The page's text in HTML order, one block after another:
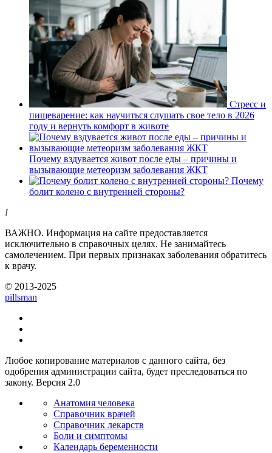
Стресс и
пищеварение: как научиться слушать свое тело в 2026
году и вернуть комфорт в животе
Почему вздувается живот после еды – причины и
вызывающие метеоризм заболевания ЖКТ
Почему
болит колено с внутренней стороны?
!
ВАЖНО. Информация на сайте предоставляется
исключительно в справочных целях. Не занимайтесь
самолечением. При первых признаках заболевания обратитесь
к врачу.
© 2013-2025
pillsman
Любое копирование материалов с данного сайта, без
одобрения администрации сайта, будет преследоваться по
закону. Версия 2.0
Анатомия человека
Справочник врачей
Справочник лекарств
Боли и симптомы
Календарь беременности